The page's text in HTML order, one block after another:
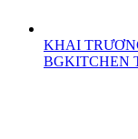
KHAI
BGKITCHEN